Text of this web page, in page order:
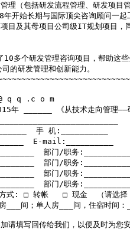
理（包括研发流程管理、研发项
开始长期与国际顶尖咨询顾问一
目及其母项目公司级IT规划项目，
多个研发管理咨询项目，帮助这
的研发管理和创新能力。
q q .c o m
年 ______ 《从技术走向管理――
手 机:__________
E-mail:__________
部门/职务
部门/职务
部门/职务
部门/职务
___间；单人房___间，住宿时
请填写回传给我们，以便及时为您